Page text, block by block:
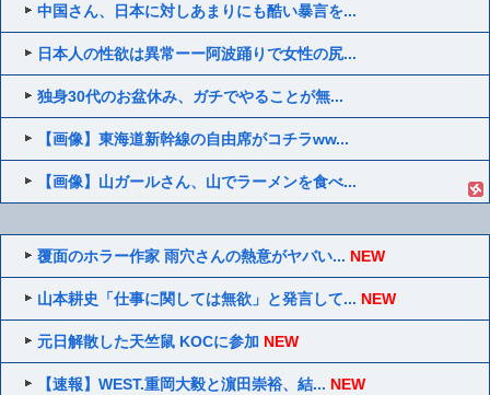
中国さん、日本に対しあまりにも酷い暴言を...
日本人の性欲は異常ーー阿波踊りで女性の尻...
独身30代のお盆休み、ガチでやることが無...
【画像】東海道新幹線の自由席がコチラww...
【画像】山ガールさん、山でラーメンを食べ...
覆面のホラー作家 雨穴さんの熱意がヤバい... NEW
山本耕史「仕事に関しては無欲」と発言して... NEW
元日解散した天竺鼠 KOCに参加 NEW
【速報】WEST.重岡大毅と濵田崇裕、結... NEW